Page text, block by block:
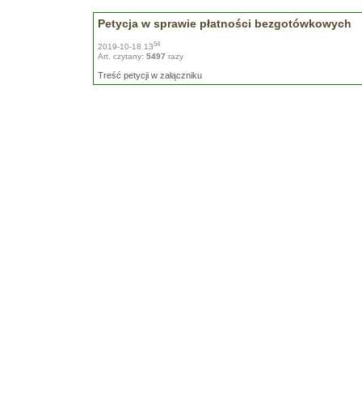
Petycja w sprawie płatności bezgotówkowych
2019-10-18 1354
Art. czytany: 5497 razy
Treść petycji w załączniku